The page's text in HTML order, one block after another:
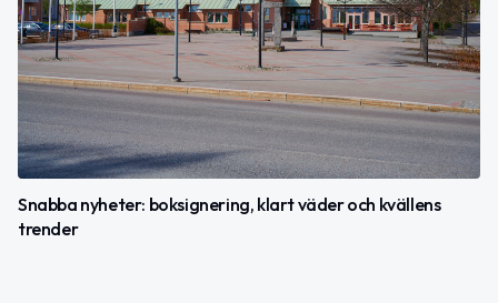
Snabba nyheter: boksignering, klart väder och kvällens
trender